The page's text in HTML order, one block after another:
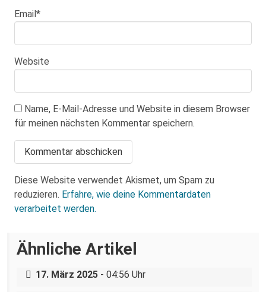
Email*
Website
Name, E-Mail-Adresse und Website in diesem Browser
für meinen nächsten Kommentar speichern.
Diese Website verwendet Akismet, um Spam zu
reduzieren. Erfahre, wie deine Kommentardaten
verarbeitet werden.
Ähnliche Artikel
Holocaustgedenktag in Coswig bei
17. März 2025 - 04:56 Uhr